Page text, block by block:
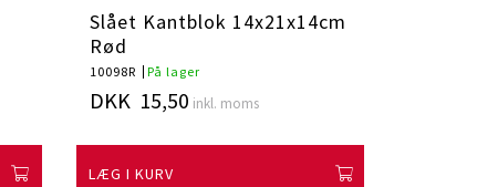
Slået Kantblok 14x21x14cm
Rød
10098R På lager
DKK 15,50 inkl. moms
LÆG I KURV